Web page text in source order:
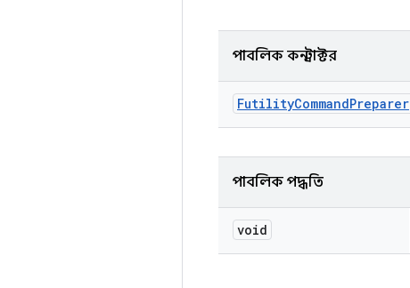
পাবলিক কনস্ট্রাক্টর
FutilityCommandPreparer
পাবলিক পদ্ধতি
void